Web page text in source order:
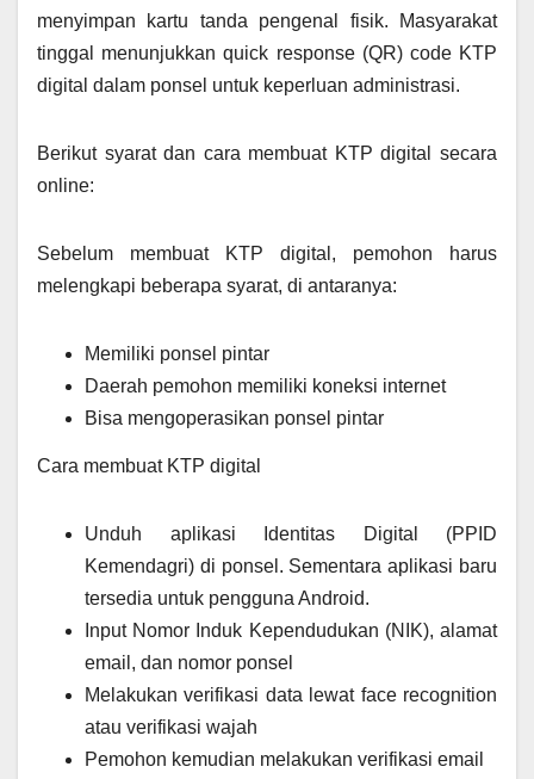
menyimpan kartu tanda pengenal fisik. Masyarakat
tinggal menunjukkan quick response (QR) code KTP
digital dalam ponsel untuk keperluan administrasi.
Berikut syarat dan cara membuat KTP digital secara
online:
Sebelum membuat KTP digital, pemohon harus
melengkapi beberapa syarat, di antaranya:
Memiliki ponsel pintar
Daerah pemohon memiliki koneksi internet
Bisa mengoperasikan ponsel pintar
Cara membuat KTP digital
Unduh aplikasi Identitas Digital (PPID
Kemendagri) di ponsel. Sementara aplikasi baru
tersedia untuk pengguna Android.
Input Nomor Induk Kependudukan (NIK), alamat
email, dan nomor ponsel
Melakukan verifikasi data lewat face recognition
atau verifikasi wajah
Pemohon kemudian melakukan verifikasi email